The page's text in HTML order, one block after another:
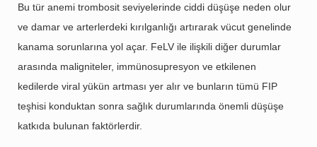
Bu tür anemi trombosit seviyelerinde ciddi düşüşe neden olur
ve damar ve arterlerdeki kırılganlığı artırarak vücut genelinde
kanama sorunlarına yol açar. FeLV ile ilişkili diğer durumlar
arasında maligniteler, immünosupresyon ve etkilenen
kedilerde viral yükün artması yer alır ve bunların tümü FIP
teşhisi konduktan sonra sağlık durumlarında önemli düşüşe
katkıda bulunan faktörlerdir.